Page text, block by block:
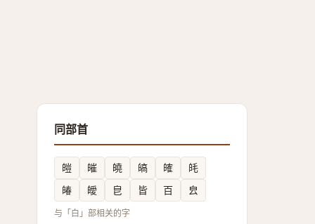
同部首
皚 皠 皢 皜 㿥
㿞
㿤
皧 皀 皆 百 㿝
与「白」部相关的字